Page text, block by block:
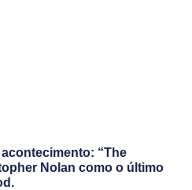
“The
Nolan como o último